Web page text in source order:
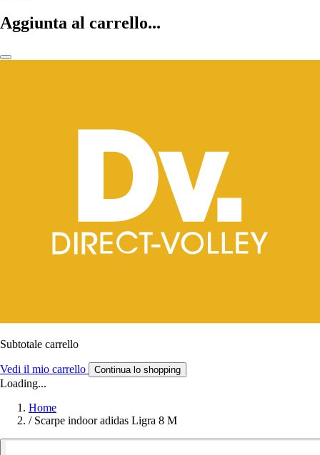
Aggiunta al carrello...
Subtotale carrello
Vedi il mio carrello Continua lo shopping
Loading...
Home
/ Scarpe indoor adidas Ligra 8 M